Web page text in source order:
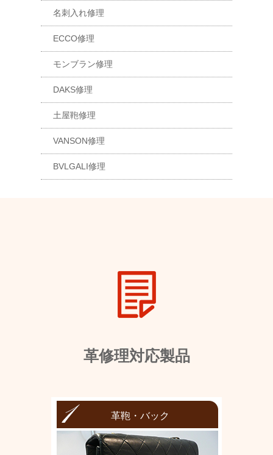
名刺入れ修理
ECCO修理
モンブラン修理
DAKS修理
土屋鞄修理
VANSON修理
BVLGALI修理
革修理対応製品
革鞄・バック